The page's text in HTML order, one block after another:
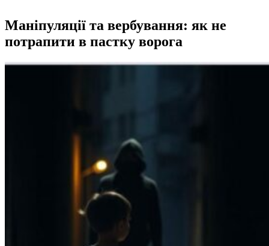
Маніпуляції та вербування: як не
потрапити в пастку ворога